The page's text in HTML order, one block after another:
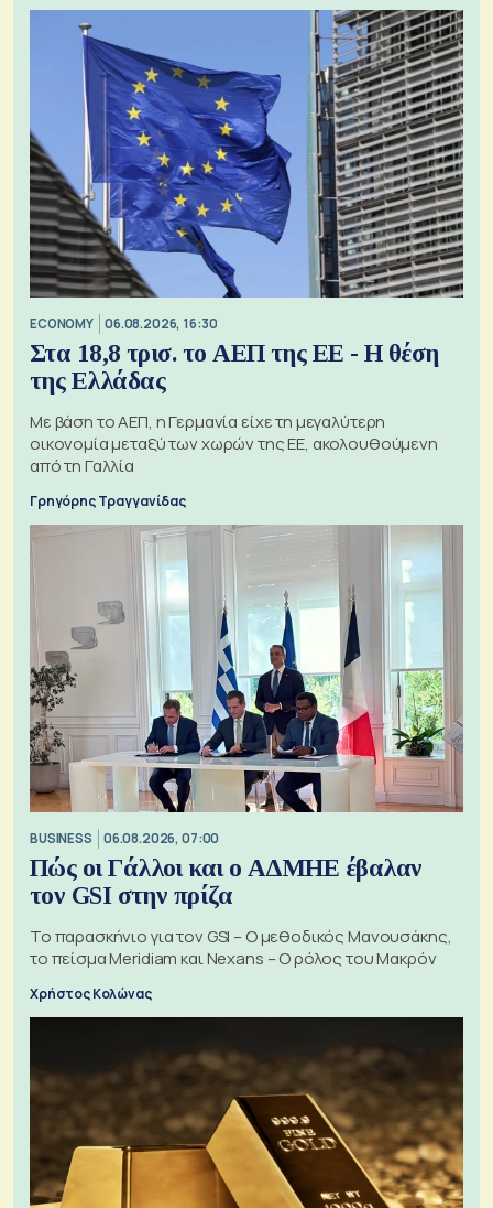
ECONOMY 06.08.2026, 16:30
Στα 18,8 τρισ. το ΑΕΠ της ΕΕ - Η θέση
της Ελλάδας
Με βάση το ΑΕΠ, η Γερμανία είχε τη μεγαλύτερη
οικονομία μεταξύ των χωρών της ΕΕ, ακολουθούμενη
από τη Γαλλία
Γρηγόρης Τραγγανίδας
BUSINESS 06.08.2026, 07:00
Πώς οι Γάλλοι και ο ΑΔΜΗΕ έβαλαν
τον GSI στην πρίζα
Το παρασκήνιο για τον GSI – Ο μεθοδικός Μανουσάκης,
το πείσμα Meridiam και Nexans – Ο ρόλος του Μακρόν
Χρήστος Κολώνας